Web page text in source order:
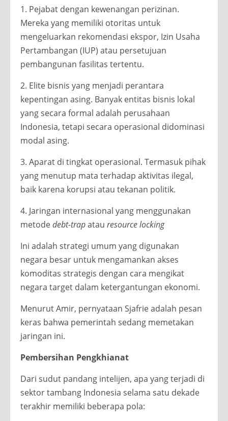
1. Pejabat dengan kewenangan perizinan.
Mereka yang memiliki otoritas untuk
mengeluarkan rekomendasi ekspor, Izin Usaha
Pertambangan (IUP) atau persetujuan
pembangunan fasilitas tertentu.
2. Elite bisnis yang menjadi perantara
kepentingan asing. Banyak entitas bisnis lokal
yang secara formal adalah perusahaan
Indonesia, tetapi secara operasional didominasi
modal asing.
3. Aparat di tingkat operasional. Termasuk pihak
yang menutup mata terhadap aktivitas ilegal,
baik karena korupsi atau tekanan politik.
4. Jaringan internasional yang menggunakan
metodedebt-trapatau resource locking
Ini adalah strategi umum yang digunakan
negara besar untuk mengamankan akses
komoditas strategis dengan cara mengikat
negara target dalam ketergantungan ekonomi.
Menurut Amir, pernyataan Sjafrie adalah pesan
keras bahwa pemerintah sedang memetakan
jaringan ini.
Pembersihan Pengkhianat
Dari sudut pandang intelijen, apa yang terjadi di
sektor tambang Indonesia selama satu dekade
terakhir memiliki beberapa pola: